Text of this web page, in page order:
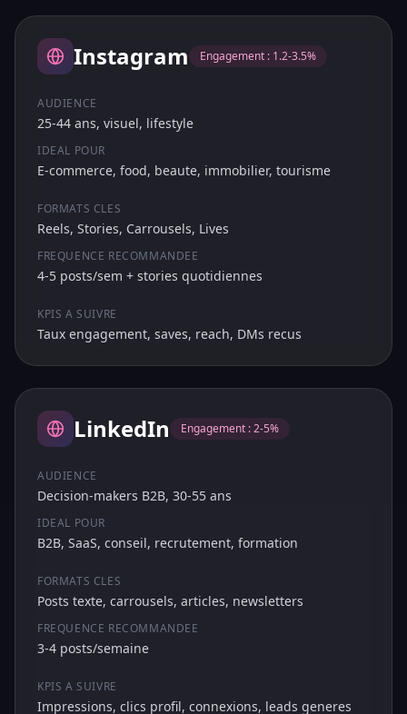
Instagram Engagement : 1.2-3.5%
AUDIENCE
25-44 ans, visuel, lifestyle
IDEAL POUR
E-commerce, food, beaute, immobilier, tourisme
FORMATS CLES
Reels, Stories, Carrousels, Lives
FREQUENCE RECOMMANDEE
4-5 posts/sem + stories quotidiennes
KPIS A SUIVRE
Taux engagement, saves, reach, DMs recus
LinkedIn Engagement :2-5%
AUDIENCE
Decision-makers B2B, 30-55 ans
IDEAL POUR
B2B, SaaS, conseil, recrutement, formation
FORMATS CLES
Posts texte, carrousels, articles, newsletters
FREQUENCE RECOMMANDEE
3-4 posts/semaine
KPIS A SUIVRE
Impressions, clics profil, connexions, leads generes